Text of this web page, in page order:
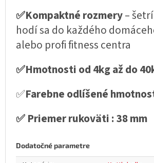
✅Kompaktné rozmery–
hodí sa do každého
alebo profi fitness centra
✅Hmotnosti od 4kg až do
✅Farebne odlíšené
✅ Priemer rukoväti : 38 mm
Dodatočné parametre